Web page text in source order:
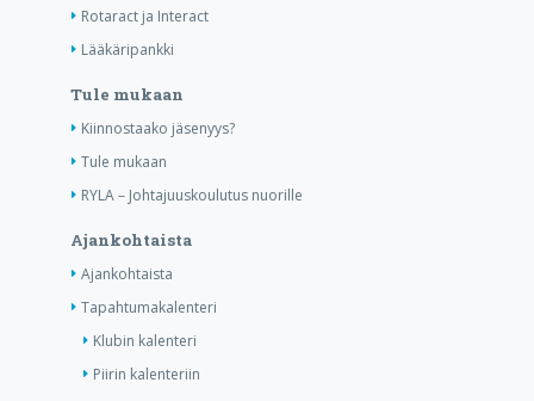
Rotaract ja Interact
Lääkäripankki
Tule mukaan
Kiinnostaako jäsenyys?
Tule mukaan
RYLA – Johtajuuskoulutus nuorille
Ajankohtaista
Ajankohtaista
Tapahtumakalenteri
Klubin kalenteri
Piirin kalenteriin